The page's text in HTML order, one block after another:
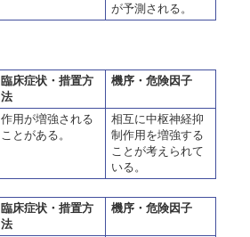
が予測される。
臨床症状・措置方
法
機序・危険因子
作用が増強される
ことがある。
相互に中枢神経抑
制作用を増強する
ことが考えられて
いる。
臨床症状・措置方
法
機序・危険因子